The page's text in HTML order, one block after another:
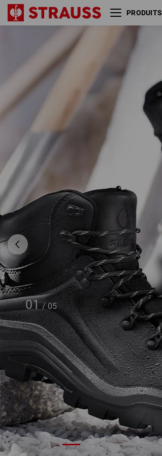
PRODUITS
01 / 05
S7 Chaussures hautes de
sécurité e.s. Cebus mid